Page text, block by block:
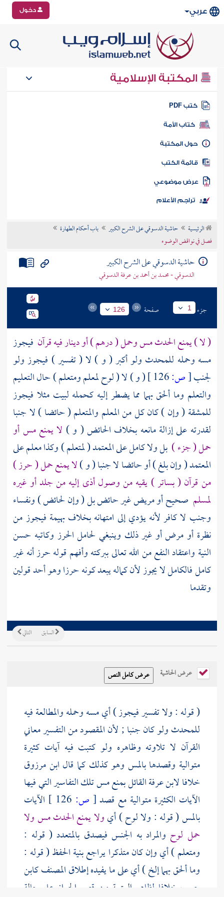
عربي دخول
المكتبة الإسلامية
كتب PDF
كتاب الأمة
المكتبة
الكتب
موضوعي
تراجم الأعلام
الرئيسية حاشية الدسوقي على الشرح الكبير
باب أحكام الطهارة
فصل في نواقض الوضوء
حاشية الدسوقي على الشرح الكبير
الدسوقي - محمد بن أحمد بن عرفة الدسوقي
جزء 1 صفحة 126
( لا ) يمنع الحدث مس وحمل ( درهم ) أو دينار فيه قرآن فيجوز
مسه وحمله للمحدث ولو أكبر ( و ) لا ( تفسير ) فيجوز ولو
لجنب[ص:
( و ) لا ( لوح لمعلم ومتعلم ) حال التعليم
والتعلم وما ألحق بهما مما يضطر إليه كحمله لبيت مثلا فيجوز
للمشقة ( وإن ) كان كل من المعلم والمتعلم ( حائضا ) لا جنبا
لقدرته على إزالة مانعه بخلاف الحائض ( و ) لا يمنع مس أو
حمل ( جزء ) بل ولا كامل على المعتمد ( لمتعلم ) وكذا معلم على
المعتمد ( وإن بلغ ) أو حائضا لا جنبا ( و )لا يمنع حمل ( حرز )
من قرآن ( بساتر ) يقيه من وصول أذى إليه من جلد أو غيره
لمسلم صحيح أو مريض غير حائض بل ( وإن لحائض ) ونفساء
وجنب لا كافر لأنه يؤدي إلى امتهانه بخلاف بهيمة فيجوز من
نظرة أو مرض أو غير ذلك وينبغي لحامل الحرز وكاتبه حسن
النية واعتقاد النفع من الله تعالى ببركته وأفهم قوله حرز أنه غير
كامل فالكامل لا يجوز لأن كماله يبعد كونه حرزا وهو أحد قولين
وتقدما
التالي السابق
عرض الحاشية
( قوله : ولا تفسير فيجوز ) أي مسه وحمله والمطالعة فيه
للمحدث ولو كان جنبا ; لأن المقصود من التفسير معاني
القرآن لا تلاوته وظاهره ولو كتبت فيه آيات كثيرة
متوالية وقصدها بالمس وهو كذلك كما قال ابن مرزوق
خلافالابن عرفةالقائل بمنع مس تلك التفاسير التي فيها
الآيات الكثيرة متوالية مع قصد[ ص:
الآيات
بالمس ( قوله : ولا لوح ) أيولا يمنع الحدث مس ولا
حمل لوح والمراد به الجنس فيصدق بالمتعدد ( قوله :
ومتعلم ) أي وإن كان متذكرا يراجع بنية الحفظ ( قوله :
وما ألحق بهما إلخ ) أي على ما يفيده إطلاقالمصنفكابن
حبيب خلافا لظاهر العتبية من قصر الجواز على حالة